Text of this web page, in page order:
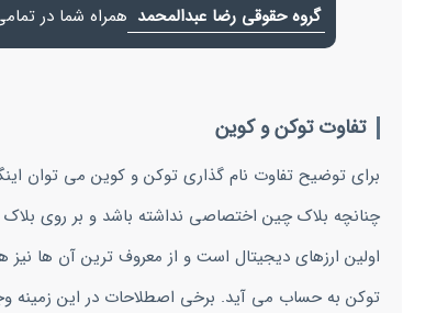
گروه حقوقی رضا عبدالمحمد همراه شما در
تفاوت توکن و کوین
برای توضیح تفاوت نام گذاری توکن و کوین می توان
چنانچه بلاک چین اختصاصی نداشته باشد و بر روی بلاک
اولین ارزهای دیجیتال است و از معروف ترین آن ها
توکن به حساب می آید. برخی اصطلاحات در این زمینه